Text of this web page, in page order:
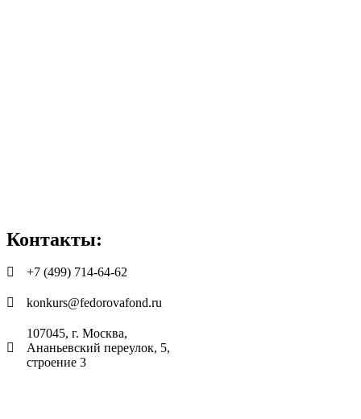
Контакты:
+7 (499) 714-64-62
konkurs@fedorovafond.ru
107045, г. Москва,
Ананьевский переулок, 5,
строение 3